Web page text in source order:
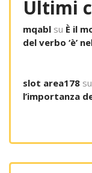
Ultimi
mqabl su È il
del verbo ‘è’
slot area178 su
l’importanza